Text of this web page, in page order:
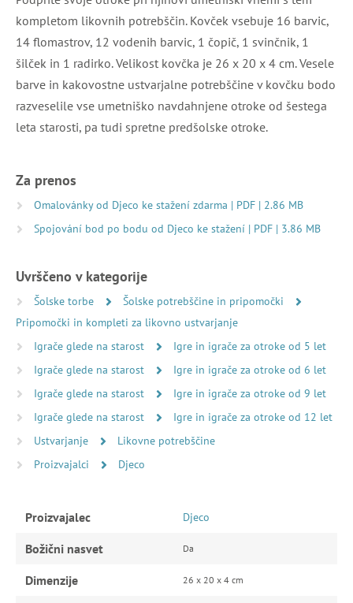
kompletom likovnih potrebščin. Kovček vsebuje 16 barvic,
14 flomastrov, 12 vodenih barvic, 1 čopič, 1 svinčnik, 1
šilček in 1 radirko. Velikost kovčka je 26 x 20 x 4 cm. Vesele
barve in kakovostne ustvarjalne potrebščine v kovčku bodo
razveselile vse umetniško navdahnjene otroke od šestega
leta starosti, pa tudi spretne predšolske otroke.
Za prenos
Omalovánky od Djeco ke stažení zdarma | PDF | 2.86 MB
Spojování bod po bodu od Djeco ke stažení | PDF | 3.86 MB
Uvrščeno v kategorije
Šolske torbe
Šolske potrebščine in pripomočki
Pripomočki in kompleti za likovno ustvarjanje
Igrače glede na starost
Igre in igrače za otroke od 5 let
Igrače glede na starost
Igre in igrače za otroke od 6 let
Igrače glede na starost
Igre in igrače za otroke od 9 let
Igrače glede na starost
Igre in igrače za otroke od 12 let
Ustvarjanje
Likovne potrebščine
Proizvajalci
Djeco
Proizvajalec Djeco
Božični nasvet Da
Dimenzije 26 x 20 x 4 cm